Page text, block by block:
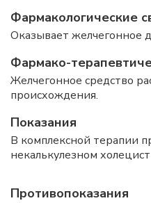
Фармакологические
Оказывает желчегонное
Фармако-
Желчегонное средство
происхождения.
Показания
В комплексной терапии
некалькулезном
Противопоказания